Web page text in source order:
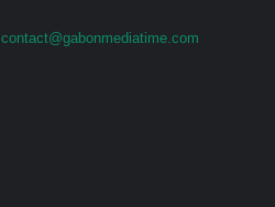
contact@gabonmediatime.com